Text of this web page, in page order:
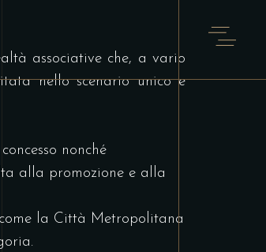
associative che, a vario
nello scenario unico e
nonché
alla promozione e alla
la Città Metropolitana